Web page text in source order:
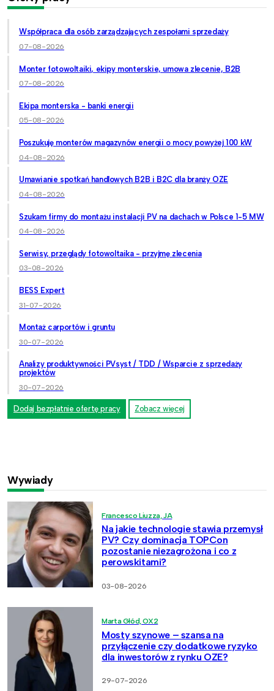
Współpraca dla osób zarządzających zespołami sprzedaży
07-08-2026
Monter fotowoltaiki, ekipy monterskie, umowa zlecenie, B2B
07-08-2026
Ekipa monterska - banki energii
05-08-2026
Poszukuję monterów magazynów energii o mocy powyżej 100 kW
04-08-2026
Umawianie spotkań handlowych B2B i B2C dla branży OZE
04-08-2026
Szukam firmy do montażu instalacji PV na dachach w Polsce 1-5 MW
04-08-2026
Serwisy, przeglądy fotowoltaika - przyjmę zlecenia
03-08-2026
BESS Expert
31-07-2026
Montaż carportów i gruntu
30-07-2026
Analizy produktywności PVsyst / TDD / Wsparcie z sprzedaży
projektów
30-07-2026
Dodaj bezpłatnie ofertę pracy Zobacz więcej
Wywiady
Francesco Liuzza, JA
Na jakie technologie stawia przemysł
PV? Czy dominacja TOPCon
pozostanie niezagrożona i co z
perowskitami?
03-08-2026
Marta Głód, OX2
Mosty szynowe – szansa na
przyłączenie czy dodatkowe ryzyko
dla inwestorów z rynku OZE?
29-07-2026